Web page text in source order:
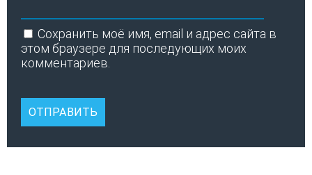
Сохранить моё имя, email и адрес сайта в
этом браузере для последующих моих
комментариев.